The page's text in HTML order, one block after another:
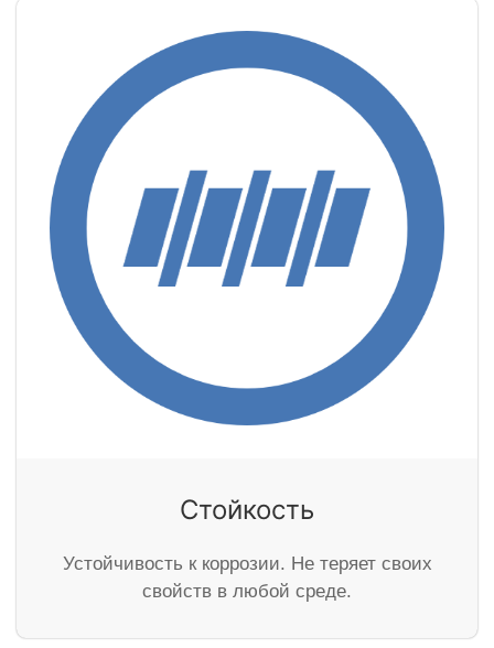
Стойкость
Устойчивость к коррозии. Не теряет своих
свойств в любой среде.